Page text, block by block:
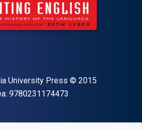
University Press Copyright
© 2015
9780231174473